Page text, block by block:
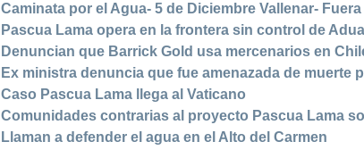
Caminata por el Agua- 5 de Diciembre Vallenar-
Pascua Lama opera en la frontera sin control de
Denuncian que Barrick Gold usa mercenarios en
Ex ministra denuncia que fue amenazada de muerte
Caso Pascua Lama llega al Vaticano
Comunidades contrarias al proyecto Pascua Lama
Llaman a defender el agua en el Alto del Carmen